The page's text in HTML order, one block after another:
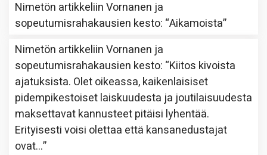
Nimetön artikkeliinVornanen ja
sopeutumisrahakausien kesto: “Aikamoista”
Nimetön artikkeliinVornanen ja
sopeutumisrahakausien kesto: “Kiitos kivoista
ajatuksista. Olet oikeassa, kaikenlaisiset
pidempikestoiset laiskuudesta ja joutilaisuudesta
maksettavat kannusteet pitäisi lyhentää.
Erityisesti voisi olettaa että kansanedustajat
ovat…”